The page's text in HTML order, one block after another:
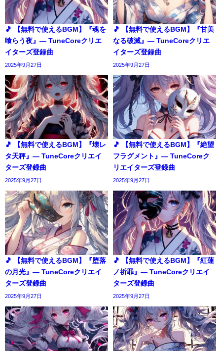
🎵 【無料で使えるBGM】『魂を
喰らう夜』― TuneCoreクリエ
イターズ登録曲
2025年9月27日
🎵 【無料で使えるBGM】『甘美
なる破滅』― TuneCoreクリエ
イターズ登録曲
2025年9月27日
🎵 【無料で使えるBGM】『壊レ
タ天秤』― TuneCoreクリエイ
ターズ登録曲
2025年9月27日
🎵 【無料で使えるBGM】『絶望
フラグメント』― TuneCoreク
リエイターズ登録曲
2025年9月27日
🎵 【無料で使えるBGM】『堕落
の月光』― TuneCoreクリエイ
ターズ登録曲
2025年9月27日
🎵 【無料で使えるBGM】『紅蓮
ノ祈罪』― TuneCoreクリエイ
ターズ登録曲
2025年9月27日